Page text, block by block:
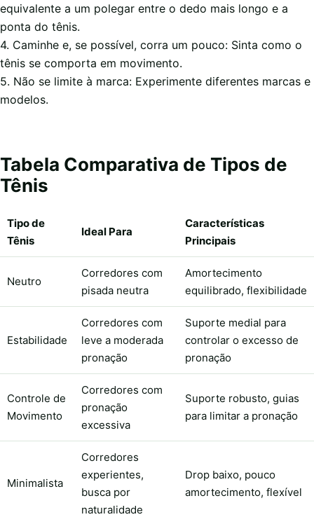
equivalente a um polegar entre o dedo mais longo e a
ponta do tênis.
4. Caminhe e, se possível, corra um pouco: Sinta como o
tênis se comporta em movimento.
5. Não se limite à marca: Experimente diferentes marcas e
modelos.
Tabela Comparativa de Tipos de
Tênis
Tipo de
Tênis
Ideal Para
Características
Principais
Neutro
Corredores com
pisada neutra
Amortecimento
equilibrado, flexibilidade
Estabilidade
Corredores com
leve a moderada
pronação
Suporte medial para
controlar o excesso de
pronação
Controle de
Movimento
Corredores com
pronação
excessiva
Suporte robusto, guias
para limitar a pronação
Minimalista
Corredores
experientes,
busca por
naturalidade
Drop baixo, pouco
amortecimento, flexível